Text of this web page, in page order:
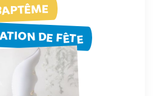
DE FÊTE